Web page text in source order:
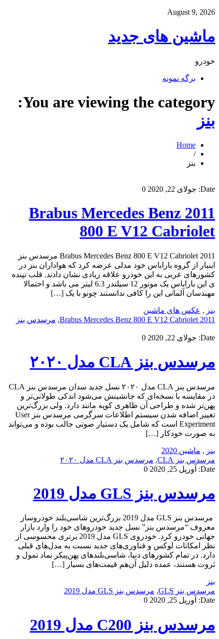
August 9, 2026
ماشین های جدید
خودرو
برگه نمونه
You are viewing the category:
بنز
Home
/
بنز
Date: جولای 22, 2020 0
2011 Brabus Mercedes Benz
800 E V12 Cabriolet
2011 Brabus Mercedes Benz 800 E V12 Cabriolet مرسدس بنز
اینبار از گروه باراباس خود مدلی عرضه کرد که هواداران بنز در
کشورهای عربی به این خودرو علاقه زیادی نشان دادند. قلب تپنده
ی این باراباس یک موتور 12 سیلندر 6.3 لیتر می باشد و احتمالا
مهندسان آلمانی این را کافی ندانستند چونو با یک […]
بنز , عکس های ماشین
2011 Brabus Mercedes Benz 800 E V12 Cabriolet
, مرسدس بنز
Date: جولای 22, 2020 0
مرسدس بنز CLA مدل ۲۰۲۰
مرسدس بنز CLA مدل ۲۰۲۰ نسل جدید سدان مرسدس بنز CLA
در مقایسه با نسخه‌ای که جانشینش می‌شود اندکی طولانی‌تر و
پهن‌تر شده و طراحی آن ظاهری کوپه مانند دارد. ولی بزرگ‌ترین
تغییر اضافه شدن سیستم اطلاعات سرگرمی مرسدس بنز User
Experiment است که شامل یک دستیار صوتی جالب بوده و می‌تواند
به صورت خودکار […]
بنز , ماشین 2020
مرسدس بنز CLA
, مرسدس بنز CLA مدل ۲۰۲۰
Date:
آوریل 25, 2020 0
مرسدس بنز GLS مدل 2019
مرسدس بنز GLS مدل 2019 بزرگ‌ترین شاسی‌بلند خودروساز
معروف “مرسدس بنز” نسل جدید خودروهای خود را وارد بازار
جهانی خودرو کرد. خودروی GLS مدل 2019 برتری محسوسی از
نظر امکانات لوکس و فناوری‌های جدید نسبت به مدل‌های قبلی
دارد. در تمام کشورهای دنیا، شاسی‌بلندهای پهن‌پیکر نماد تمول و
ثروت هستند، عمده دلیل آن‌هم قیمت‌های بسیار […]
بنز
مرسدس بنز GLS
, مرسدس بنز GLS مدل 2019
Date:
آوریل 25, 2020 0
مرسدس بنز C200 مدل 2019